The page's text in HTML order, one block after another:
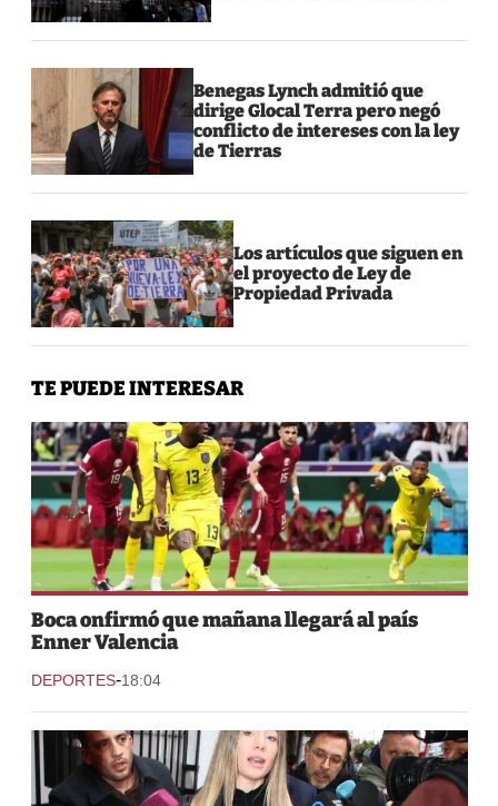
Benegas Lynch admitió que
dirige Glocal Terra pero negó
conflicto de intereses con la ley
de Tierras
Los artículos que siguen en
el proyecto de Ley de
Propiedad Privada
TE PUEDE INTERESAR
Boca onfirmó que mañana llegará al país
Enner Valencia
DEPORTES-18:04